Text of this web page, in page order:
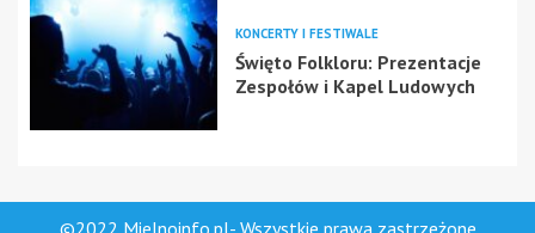
KONCERTY I FESTIWALE
Święto Folkloru: Prezentacje
Zespołów i Kapel Ludowych
©2022 Mielnoinfo.pl- Wszystkie prawa zastrzeżone